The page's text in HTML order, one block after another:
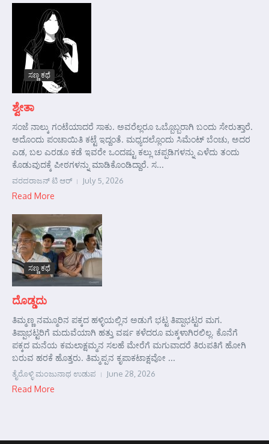
ಸಣ್ಣ ಕಥೆ
ಶ್ವೇತಾ
ಸಂಜೆ ನಾಲ್ಕು ಗಂಟೆಯಾದರೆ ಸಾಕು. ಅವರೆಲ್ಲರೂ ಒಬ್ಬೊಬ್ಬರಾಗಿ ಬಂದು ಸೇರುತ್ತಾರೆ.
ಅದೊಂದು ಪಂಚಾಯಿತಿ ಕಟ್ಟೆ ಇದ್ದಂತೆ. ಮಧ್ಯದಲ್ಲೊಂದು ಸಿಮೆಂಟ್ ಬೆಂಚು, ಅದರ
ಎಡ, ಬಲ ಎರಡೂ ಕಡೆ ಇವರೇ ಒಂದಷ್ಟು ಕಲ್ಲು ಚಪ್ಪಡಿಗಳನ್ನು ಎಳೆದು ತಂದು
ಕೊಡುವುದಕ್ಕೆ ಪೀಠಗಳನ್ನು ಮಾಡಿಕೊಂಡಿದ್ದಾರೆ. ಸ...
ವರದರಾಜನ್ ಟಿ ಆರ್ July 5, 2026
Read More
ಸಣ್ಣ ಕಥೆ
ದೊಡ್ಡದು
ತಿಮ್ಮಣ್ಣ ನಮ್ಮೂರಿನ ಪಕ್ಕದ ಹಳ್ಳಿಯಲ್ಲಿನ ಅಡುಗೆ ಭಟ್ಟ ತಿಪ್ಪಾಭಟ್ಟರ ಮಗ.
ತಿಪ್ಪಾಭಟ್ಟರಿಗೆ ಮದುವೆಯಾಗಿ ಹತ್ತು ವರ್ಷ ಕಳೆದರೂ ಮಕ್ಕಳಾಗಿರಲಿಲ್ಲ. ಕೊನೆಗೆ
ಪಕ್ಕದ ಮನೆಯ ಕಮಲಾಕ್ಷಮ್ಮನ ಸಲಹೆ ಮೇರೆಗೆ ಮಗುವಾದರೆ ತಿರುಪತಿಗೆ ಹೋಗಿ
ಬರುವ ಹರಕೆ ಹೊತ್ತರು. ತಿಮ್ಮಪ್ಪನ ಕೃಪಾಕಟಾಕ್ಷವೋ ...
ತೈರೊಳ್ಳಿ ಮಂಜುನಾಥ ಉಡುಪ June 28, 2026
Read More